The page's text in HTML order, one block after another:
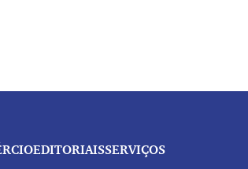
EDITORIAISSERVIÇOS